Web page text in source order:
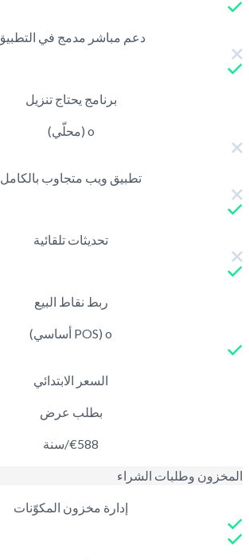
دعم مباشر مدمج في التطبيق
برنامج يحتاج تنزيل
o (محلّي)
تطبيق ويب متجاوب بالكامل
تحديثات تلقائية
ربط نقاط البيع
o (POS أساسي)
السعر الابتدائي
بطلب عرض
€588/سنة
المخزون وطلبات الشراء
إدارة مخزون المكوّنات